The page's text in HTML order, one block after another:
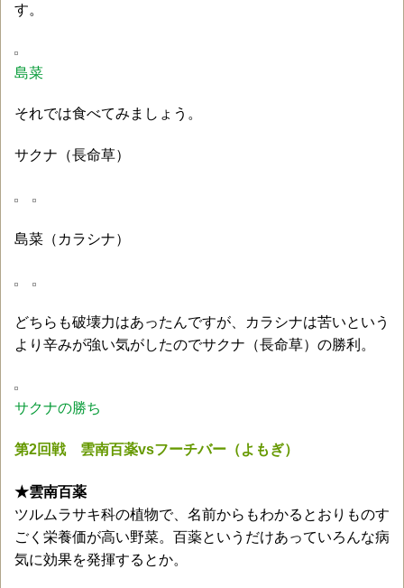
す。
島菜
それでは食べてみましょう。
サクナ（長命草）
島菜（カラシナ）
どちらも破壊力はあったんですが、カラシナは苦いという
より辛みが強い気がしたのでサクナ（長命草）の勝利。
サクナの勝ち
第2回戦 雲南百薬vsフーチバー（よもぎ）
★雲南百薬
ツルムラサキ科の植物で、名前からもわかるとおりものす
ごく栄養価が高い野菜。百薬というだけあっていろんな病
気に効果を発揮するとか。